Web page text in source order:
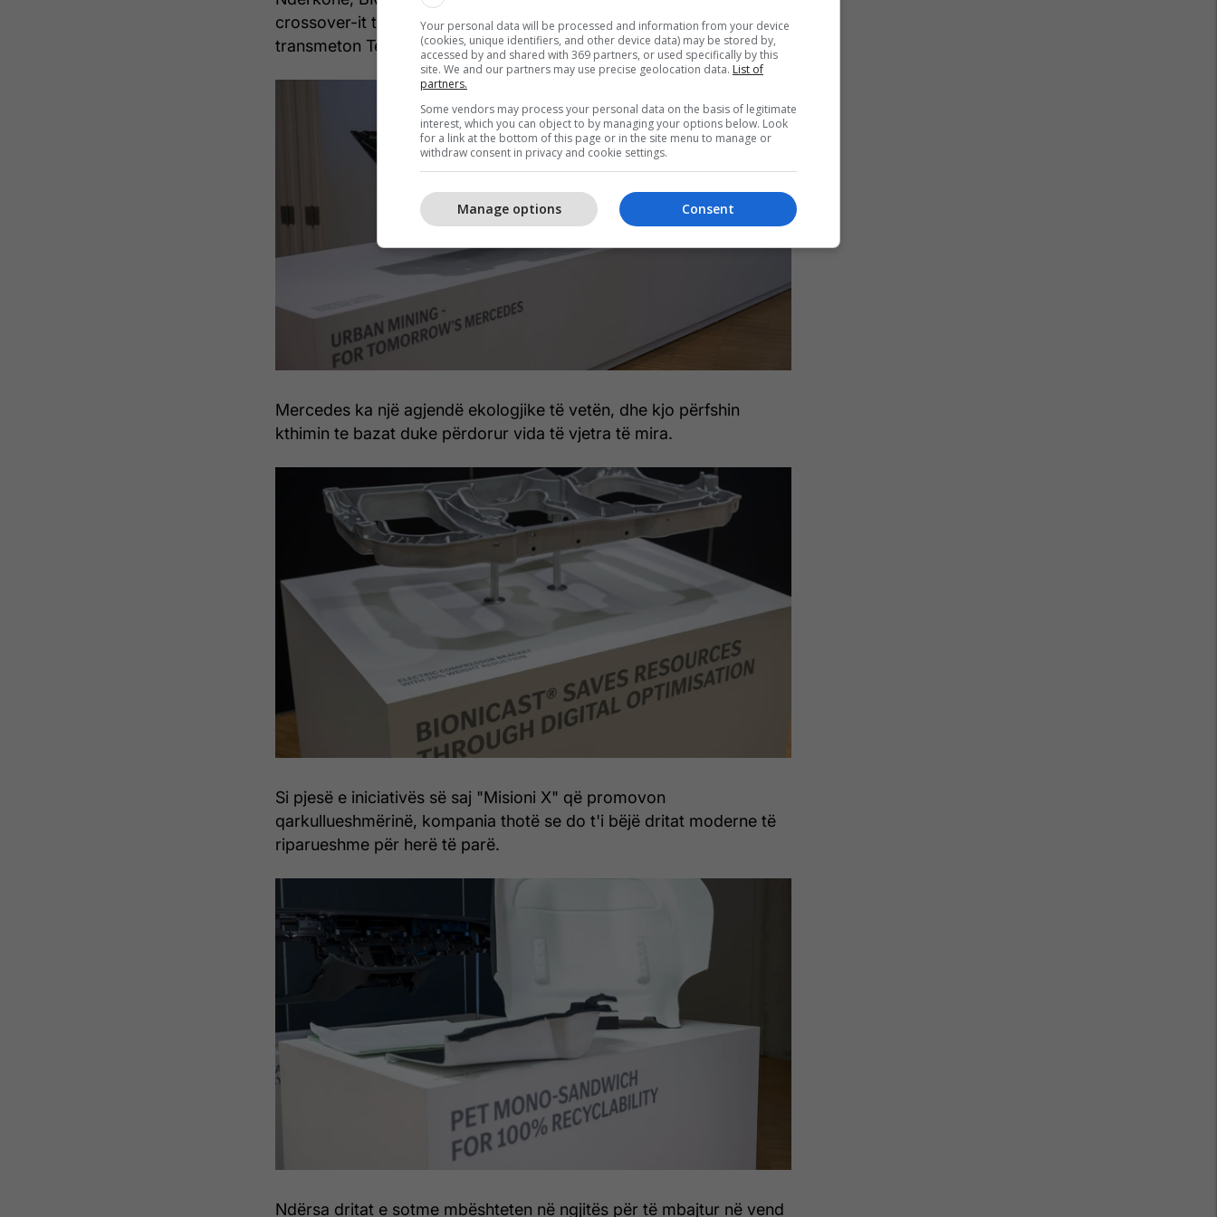
crossover-it të ri elektrik iX3 vjen nga materiale të ricikluara,
transmeton Telegrafi.
Mercedes ka një agjendë ekologjike të vetën, dhe kjo përfshin
kthimin te bazat duke përdorur vida të vjetra të mira.
Si pjesë e iniciativës së saj "Misioni X" që promovon
qarkullueshmërinë, kompania thotë se do t'i bëjë dritat moderne të
riparueshme për herë të parë.
Ndërsa dritat e sotme mbështeten në ngjitës për të mbajtur në vend
Your personal data will be processed and information from your device
(cookies, unique identifiers, and other device data) may be stored by,
accessed by and shared with 369 partners, or used specifically by this
site. We and our partners may use precise geolocation data. List of
partners.
Some vendors may process your personal data on the basis of legitimate
interest, which you can object to by managing your options below. Look
for a link at the bottom of this page or in the site menu to manage or
withdraw consent in privacy and cookie settings.
Consent
Manage options